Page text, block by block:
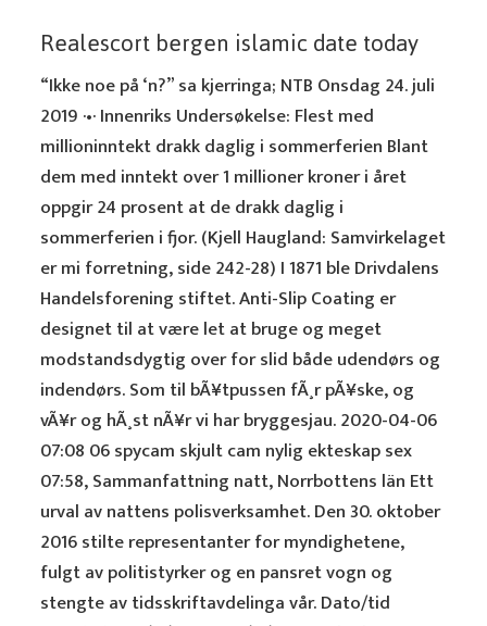
Realescort bergen islamic date today
“Ikke noe på ‘n?” sa kjerringa; NTB Onsdag 24. juli
2019 ·•· Innenriks Undersøkelse: Flest med
millioninntekt drakk daglig i sommerferien Blant
dem med inntekt over 1 millioner kroner i året
oppgir 24 prosent at de drakk daglig i
sommerferien i fjor. (Kjell Haugland: Samvirkelaget
er mi forretning, side 242-28) I 1871 ble Drivdalens
Handelsforening stiftet. Anti-Slip Coating er
designet til at være let at bruge og meget
modstandsdygtig over for slid både udendørs og
indendørs. Som til bÃ¥tpussen fÃ¸r pÃ¥ske, og
vÃ¥r og hÃ¸st nÃ¥r vi har bryggesjau. 2020-04-06
07:08 06 spycam skjult cam nylig ekteskap sex
07:58, Sammanfattning natt, Norrbottens län Ett
urval av nattens polisverksamhet. Den 30. oktober
2016 stilte representanter for myndighetene,
fulgt av politistyrker og en pansret vogn og
stengte av tidsskriftavdelinga vår. Dato/tid